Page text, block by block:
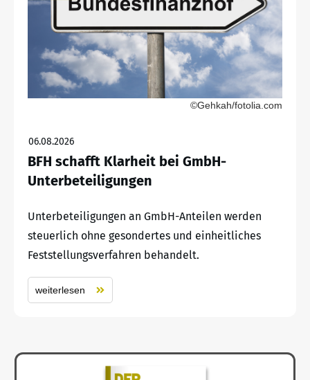
©Gehkah/fotolia.com
06.08.2026
BFH schafft Klarheit bei GmbH-
Unterbeteiligungen
Unterbeteiligungen an GmbH-Anteilen werden
steuerlich ohne gesondertes und einheitliches
Feststellungsverfahren behandelt.
weiterlesen